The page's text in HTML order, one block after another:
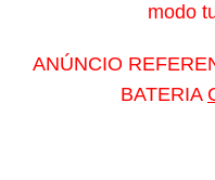
modo
ANÚNCIO
BATERIA